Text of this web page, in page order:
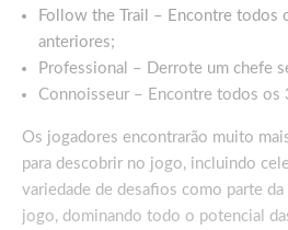
Follow the Trail – Encontre todos
anteriores;
Professional – Derrote um chefe
Connoisseur – Encontre todos os
Os jogadores encontrarão muito
para descobrir no jogo, incluindo
variedade de desafios como parte
jogo, dominando todo o potencial